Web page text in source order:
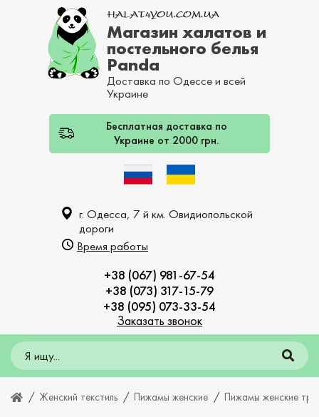
Магазин халатов и
постельного белья
Panda
Доставка по Одессе и всей
Украине
Бесплатная доставка по
Украине от 2000 грн.
г. Одесса, 7 й км. Овидиопольской
дороги
Время работы
+38 (067) 981-67-54
+38 (073) 317-15-79
+38 (095) 073-33-54
Заказать звонок
Женский текстиль Пижамы женские Пижамы женские